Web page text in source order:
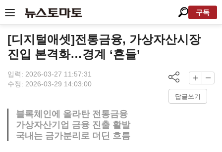
구독
[디지털애셋]전통금융, 가상자산시장
진입 본격화…경계 ‘흔들’
입력: 2026-03-27 11:57:31
수정: 2026-03-29 14:03:00
답글쓰기
블록체인에 올라탄 전통금융
가상자산기업 금융 진출 활발
국내는 금가분리로 더딘 흐름